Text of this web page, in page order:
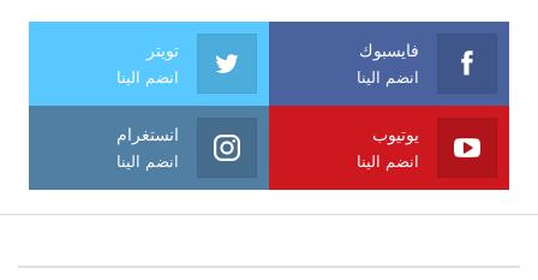
فايسبوك
انضم الينا
تويتر
انضم الينا
يوتيوب
انضم الينا
انستغرام
انضم الينا